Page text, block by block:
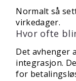
Normalt så
virkedager.
Hvor ofte
Det avhenger
integrasjon.
for